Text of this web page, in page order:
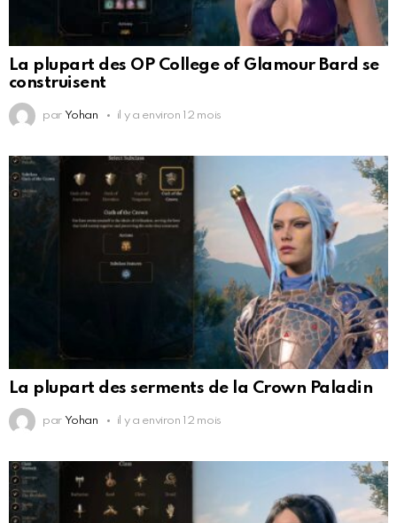
La plupart des OP College of Glamour Bard se
construisent
par Yohan il y a environ 12 mois
La plupart des serments de la Crown Paladin
par Yohan il y a environ 12 mois